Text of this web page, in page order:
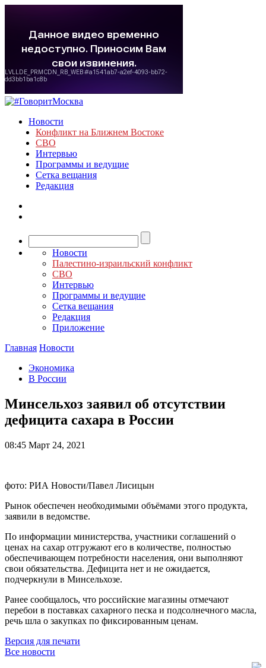
Новости
Конфликт на Ближнем Востоке
СВО
Интервью
Программы и ведущие
Сетка вещания
Редакция
Новости
Палестино-израильский конфликт
СВО
Интервью
Программы и ведущие
Сетка вещания
Редакция
Приложение
Главная Новости
Экономика
В России
Минсельхоз заявил об отсутствии
дефицита сахара в России
08:45 Март 24, 2021
фото: РИА Новости/Павел Лисицын
Рынок обеспечен необходимыми объёмами этого продукта,
заявили в ведомстве.
По информации министерства, участники соглашений о
ценах на сахар отгружают его в количестве, полностью
обеспечивающем потребности населения, они выполняют
свои обязательства. Дефицита нет и не ожидается,
подчеркнули в Минсельхозе.
Ранее сообщалось, что российские магазины отмечают
перебои в поставках сахарного песка и подсолнечного масла,
речь шла о закупках по фиксированным ценам.
Версия для печати
Все новости